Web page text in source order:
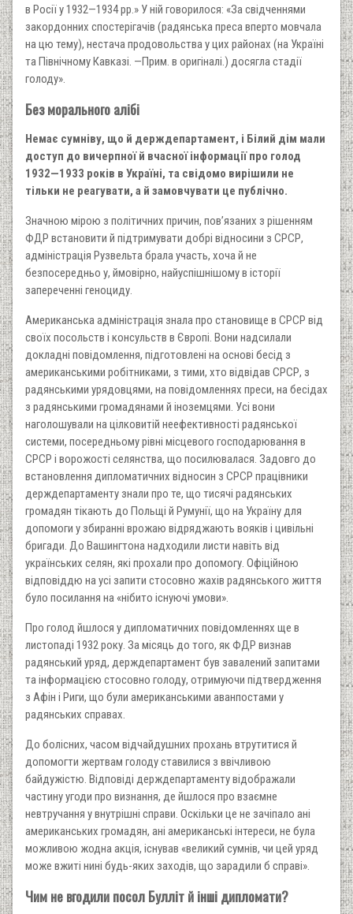
в Росії у 1932—1934 рр.» У ній говорилося: «За свідченнями
закордонних спостерігачів (радянська преса вперто мовчала
на цю тему), нестача продовольства у цих районах (на Україні
та Північному Кавказі. —Прим. в оригіналі.) досягла стадії
голоду».
Без морального алібі
Немає сумніву, що й держдепартамент, і Білий дім мали
доступ до вичерпної й вчасної інформації про голод
1932—1933 років в Україні, та свідомо вирішили не
тільки не реагувати, а й замовчувати це публічно.
Значною мірою з політичних причин, пов’язаних з рішенням
ФДР встановити й підтримувати добрі відносини з СРСР,
адміністрація Рузвельта брала участь, хоча й не
безпосередньо у, ймовірно, найуспішнішому в історії
запереченні геноциду.
Американська адміністрація знала про становище в СРСР від
своїх посольств і консульств в Європі. Вони надсилали
докладні повідомлення, підготовлені на основі бесід з
американськими робітниками, з тими, хто відвідав СРСР, з
радянськими урядовцями, на повідомленнях преси, на бесідах
з радянськими громадянами й іноземцями. Усі вони
наголошували на цілковитій неефективності радянської
системи, посередньому рівні місцевого господарювання в
СРСР і ворожості селянства, що посилювалася. Задовго до
встановлення дипломатичних відносин з СРСР працівники
держдепартаменту знали про те, що тисячі радянських
громадян тікають до Польщі й Румунії, що на Україну для
допомоги у збиранні врожаю відряджають вояків і цивільні
бригади. До Вашингтона надходили листи навіть від
українських селян, які прохали про допомогу. Офіційною
відповіддю на усі запити стосовно жахів радянського життя
було посилання на «нібито існуючі умови».
Про голод йшлося у дипломатичних повідомленнях ще в
листопаді 1932 року. За місяць до того, як ФДР визнав
радянський уряд, держдепартамент був завалений запитами
та інформацією стосовно голоду, отримуючи підтвердження
з Афін і Риги, що були американськими аванпостами у
радянських справах.
До болісних, часом відчайдушних прохань втрутитися й
допомогти жертвам голоду ставилися з ввічливою
байдужістю. Відповіді держдепартаменту відображали
частину угоди про визнання, де йшлося про взаємне
невтручання у внутрішні справи. Оскільки це не зачіпало ані
американських громадян, ані американські інтереси, не була
можливою жодна акція, існував «великий сумнів, чи цей уряд
може вжиті нині будь-яких заходів, що зарадили б справі».
Чим не вгодили посол Булліт й інші дипломати?